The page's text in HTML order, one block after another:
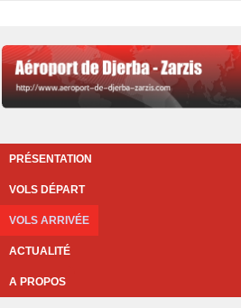
PRÉSENTATION
VOLS DÉPART
VOLS ARRIVÉE
ACTUALITÉ
A PROPOS